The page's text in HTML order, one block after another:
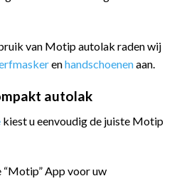
van Motip autolak raden wij
enhandschoenenaan.
autolak
kiest u eenvoudig de juiste Motip
“Motip” App voor uw